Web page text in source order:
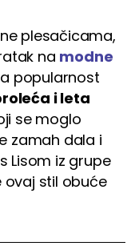
plesačicama,
na modne
popularnost
i leta
se moglo
zamah dala i
Lisom iz grupe
ovaj stil obuće